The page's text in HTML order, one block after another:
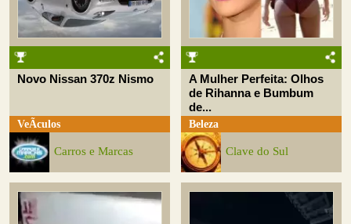
Novo Nissan 370z Nismo
VeÃ­culos
Carros e Marcas
A Mulher Perfeita: Olhos
de Rihanna e Bumbum
de...
Beleza
Clave do Sul